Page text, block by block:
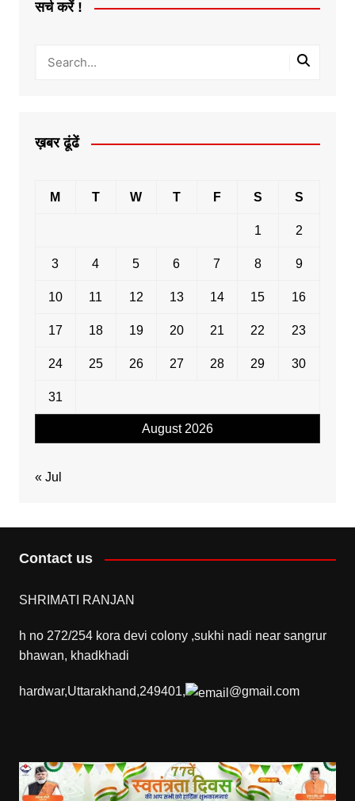
सर्च करें !
ख़बर ढूंढें
August 2026
M T W T F S S
1 2
3 4 5 6 7 8 9
10 11 12 13 14 15 16
17 18 19 20 21 22 23
24 25 26 27 28 29 30
31
« Jul
Contact us
SHRIMATI RANJAN
h no 272/254 kora devi colony ,sukhi nadi near sangrur
bhawan, khadkhadi
hardwar,Uttarakhand,249401, @gmail.com